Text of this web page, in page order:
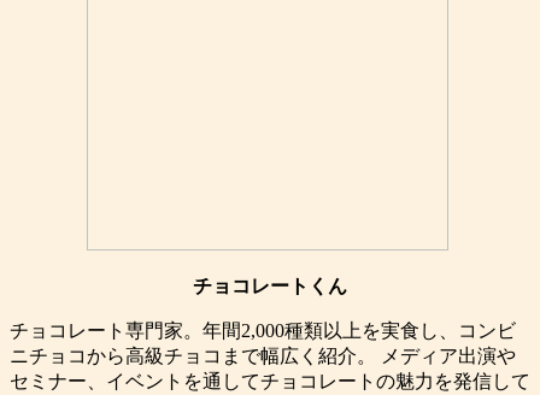
チョコレートくん
チョコレート専門家。年間2,000種類以上を実食し、コンビ
ニチョコから高級チョコまで幅広く紹介。 メディア出演や
セミナー、イベントを通してチョコレートの魅力を発信して